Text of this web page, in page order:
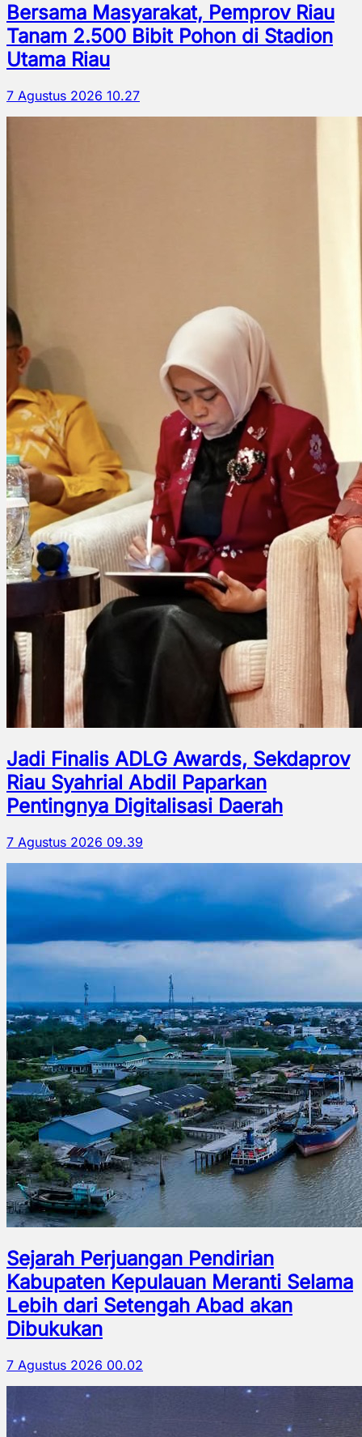
Bersama Masyarakat, Pemprov Riau
Tanam 2.500 Bibit Pohon di Stadion
Utama Riau
7 Agustus 2026 10.27
Jadi Finalis ADLG Awards, Sekdaprov
Riau Syahrial Abdil Paparkan
Pentingnya Digitalisasi Daerah
7 Agustus 2026 09.39
Sejarah Perjuangan Pendirian
Kabupaten Kepulauan Meranti Selama
Lebih dari Setengah Abad akan
Dibukukan
7 Agustus 2026 00.02